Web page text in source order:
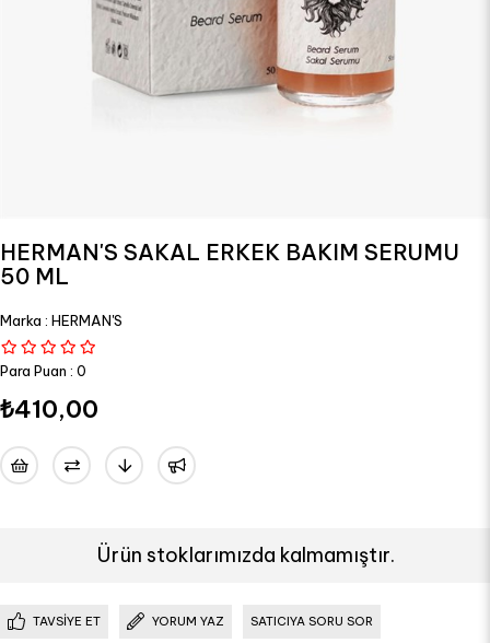
HERMAN'S SAKAL ERKEK BAKIM SERUMU
50 ML
Marka : HERMAN'S
Para Puan : 0
₺410,00
Ürün stoklarımızda kalmamıştır.
TAVSIYE ET YORUM YAZ SATICIYA SORU SOR